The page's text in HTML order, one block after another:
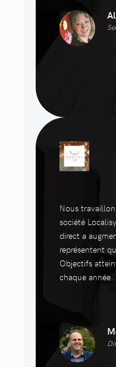
Nous
société
direct a
représentent
Objectifs
chaque année.